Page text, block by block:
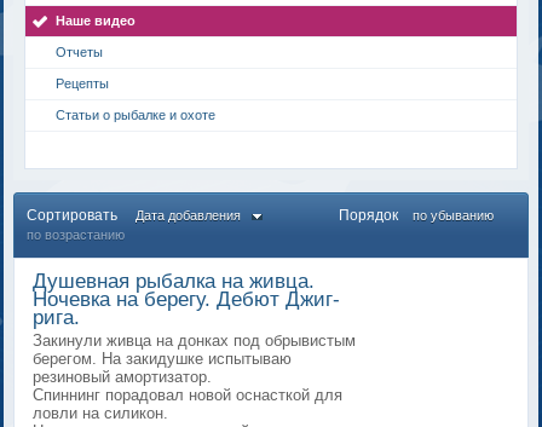
Наше видео
Отчеты
Рецепты
Статьи о рыбалке и охоте
Сортировать Дата добавления Порядок
по убыванию
по возрастанию
Душевная рыбалка на живца.
Ночевка на берегу. Дебют Джиг-
рига.
Закинули живца на донках под обрывистым
берегом. На закидушке испытываю
резиновый амортизатор.
Спиннинг порадовал новой оснасткой для
ловли на силикон.